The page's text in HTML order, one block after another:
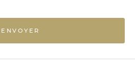
ENVOYER